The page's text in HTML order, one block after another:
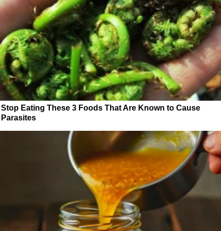
Stop Eating These 3 Foods That Are Known to Cause
Parasites